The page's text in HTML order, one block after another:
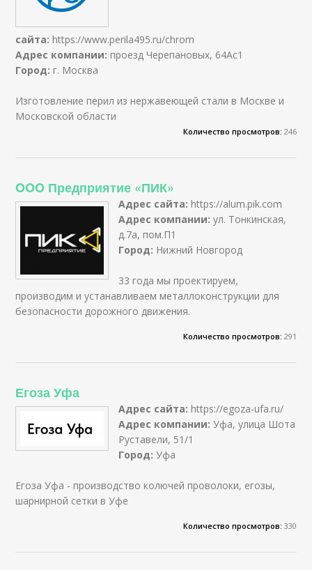
сайта: https://www.perila495.ru/chrom
Адрес компании: проезд Черепановых, 64Ас1
Город: г. Москва
Изготовление перил из нержавеющей стали в Москве и
Московской области
Количество просмотров: 246
OOO Предприятие «ПИК»
Адрес сайта: https://alum.pik.com
Адрес компании:ул. Тонкинская,
д.7а, пом.П1
Город: Нижний Новгород
33 года мы проектируем,
производим и устанавливаем металлоконструкции для
безопасности дорожного движения.
Количество просмотров: 291
Егоза Уфа
Адрес сайта: https://egoza-ufa.ru/
Адрес компании:Уфа, улица Шота
Руставели, 51/1
Город:Уфа
Егоза Уфа - производство колючей проволоки, егозы,
шарнирной сетки в Уфе
Количество просмотров: 330